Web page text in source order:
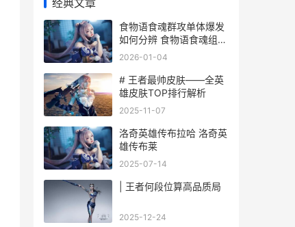
经典文章
食物语食魂群攻单体爆发
如何分辨 食物语食魂组队
攻略
2026-01-04
# 王者最帅皮肤——全英
雄皮肤TOP排行解析
2025-11-07
洛奇英雄传布拉哈 洛奇英
雄传布莱
2025-07-14
| 王者何段位算高品质局
2025-12-24